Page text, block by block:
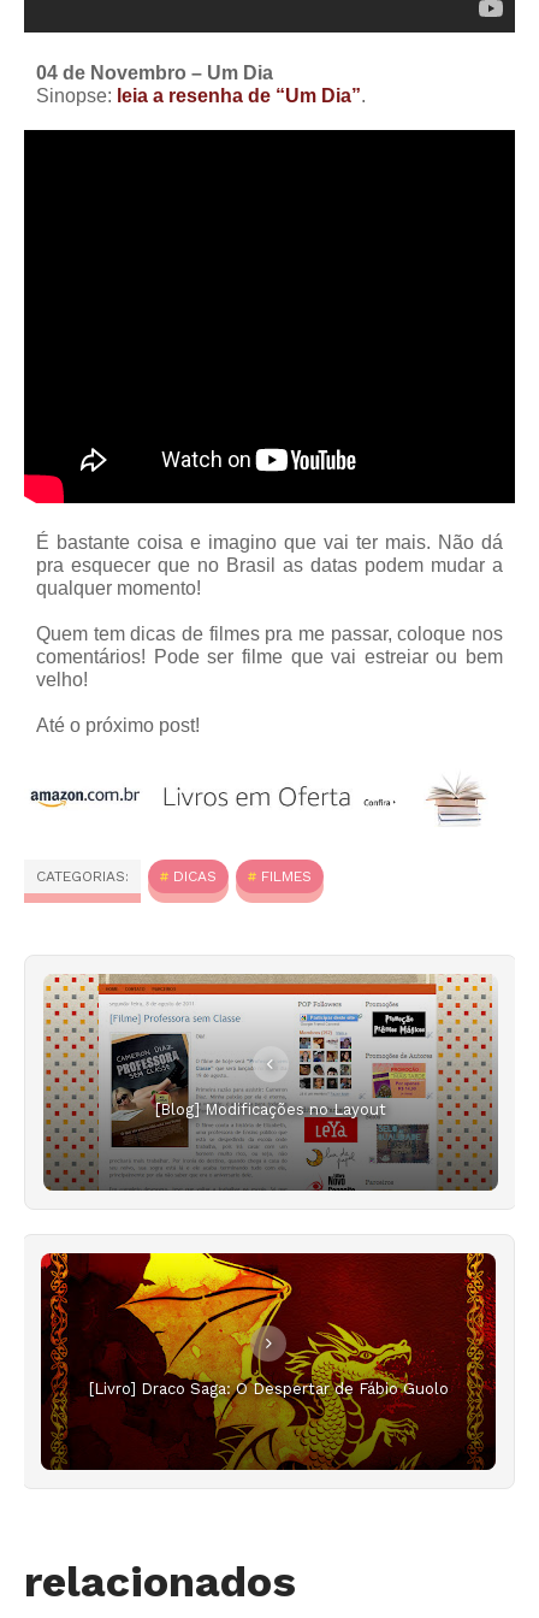
04 de Novembro – Um Dia
Sinopse: leia a resenha de “Um Dia”.
É bastante coisa e imagino que vai ter mais. Não dá
pra esquecer que no Brasil as datas podem mudar a
qualquer momento!
Quem tem dicas de filmes pra me passar, coloque nos
comentários! Pode ser filme que vai estreiar ou bem
velho!
Até o próximo post!
CATEGORIAS: DICAS FILMES
[Blog] Modificações no Layout
[Livro] Draco Saga: O Despertar de Fábio Guolo
relacionados